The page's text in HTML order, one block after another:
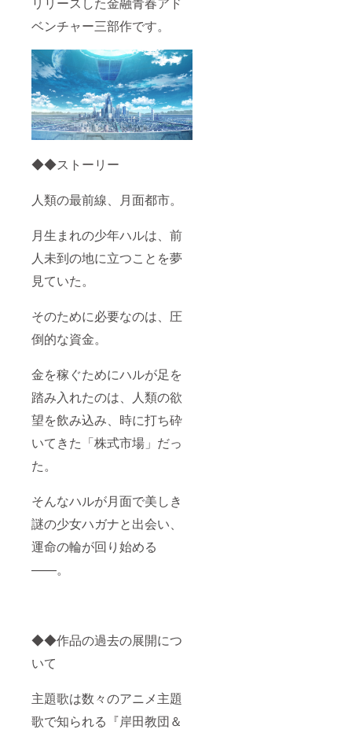
ベンチャー三部作です。
◆◆ストーリー
人類の最前線、月面都市。
月生まれの少年ハルは、前
人未到の地に立つことを夢
見ていた。
そのために必要なのは、圧
倒的な資金。
金を稼ぐためにハルが足を
踏み入れたのは、人類の欲
望を飲み込み、時に打ち砕
いてきた「株式市場」だっ
た。
そんなハルが月面で美しき
謎の少女ハガナと出会い、
運命の輪が回り始める
——。
◆◆作品の過去の展開につ
いて
主題歌は数々のアニメ主題
歌で知られる『岸田教団＆